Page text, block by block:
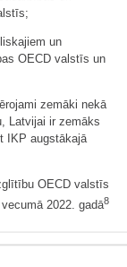
un
OECD valstīs un
zemāki nekā
Latvijai ir zemāks
IKP augstākajā
OECD valstīs
2022. gadā8